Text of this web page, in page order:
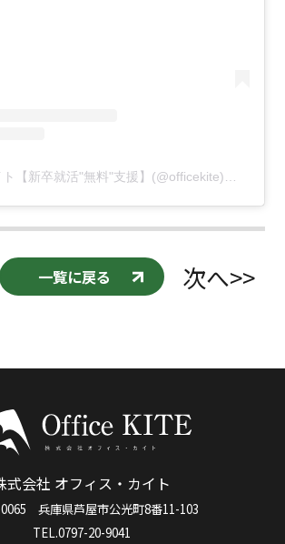
卒就活"無料"支援】(@officekite)がシェアした投稿
一覧に戻る 次へ>>
式会社 オフィス・カイト
兵庫県芦屋市公光町8番11-103
TEL.0797-20-9041